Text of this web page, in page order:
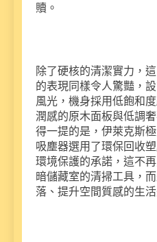
贖。
除了硬核的清潔實力，
的表現同樣令人驚豔，
風光，機身採用低飽和
潤感的原木面板與低調
得一提的是，伊萊克斯
吸塵器選用了環保回收
環境保護的承諾，這不
暗儲藏室的清掃工具，
落、提升空間質感的生